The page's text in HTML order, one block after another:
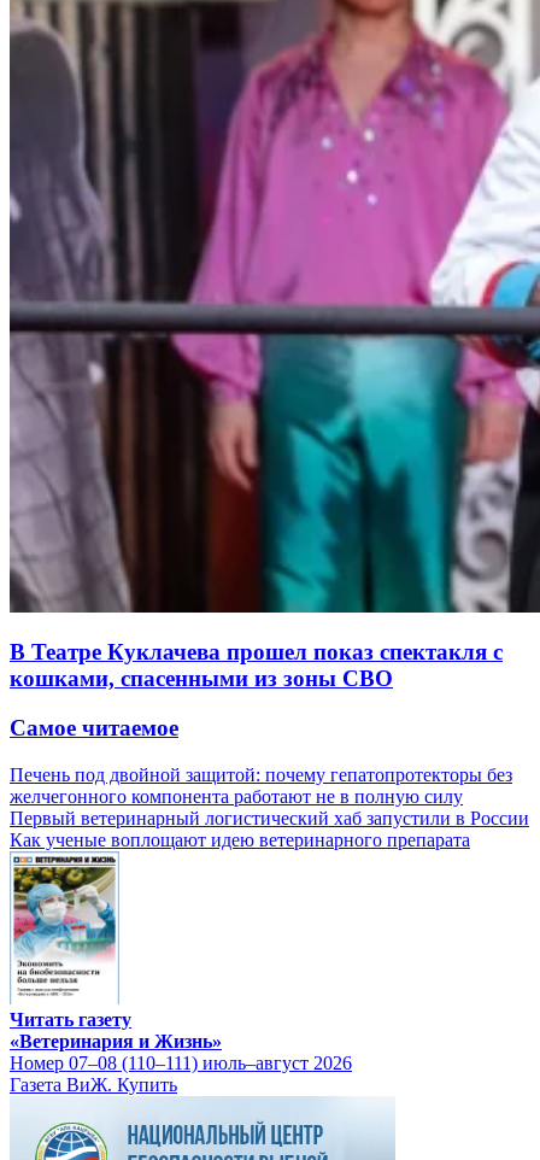
В Театре Куклачева прошел показ спектакля с
кошками, спасенными из зоны СВО
Самое читаемое
Печень под двойной защитой: почему гепатопротекторы без
желчегонного компонента работают не в полную силу
Первый ветеринарный логистический хаб запустили в России
Как ученые воплощают идею ветеринарного препарата
Читать газету
«Ветеринария и Жизнь»
Номер 07–08 (110–111) июль–август 2026
Газета ВиЖ. Купить